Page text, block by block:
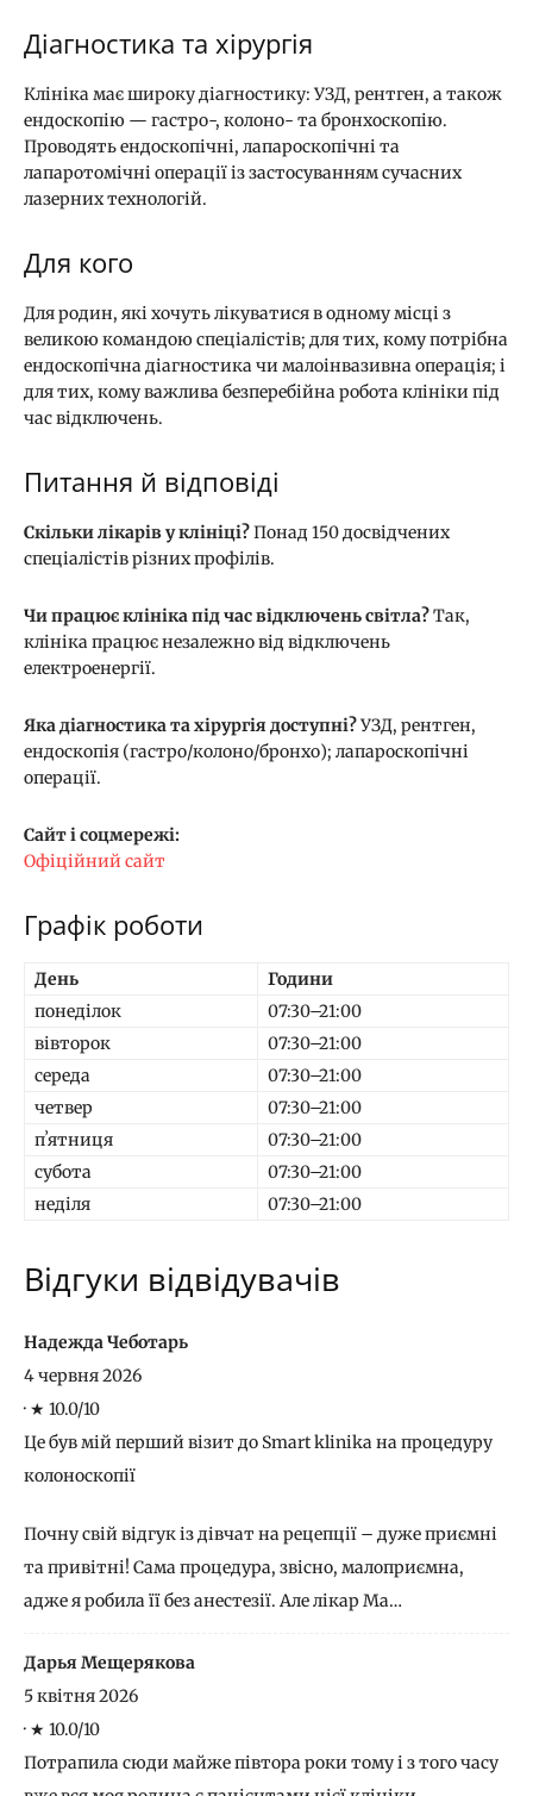
Діагностика та хірургія
Клініка має широку діагностику: УЗД, рентген, а також
ендоскопію — гастро-, колоно- та бронхоскопію.
Проводять ендоскопічні, лапароскопічні та
лапаротомічні операції із застосуванням сучасних
лазерних технологій.
Для кого
Для родин, які хочуть лікуватися в одному місці з
великою командою спеціалістів; для тих, кому потрібна
ендоскопічна діагностика чи малоінвазивна операція; і
для тих, кому важлива безперебійна робота клініки під
час відключень.
Питання й відповіді
Скільки лікарів у клініці?Понад 150 досвідчених
спеціалістів різних профілів.
Чи працює клініка під час відключень світла?Так,
клініка працює незалежно від відключень
електроенергії.
Яка діагностика та хірургія доступні?УЗД, рентген,
ендоскопія (гастро/колоно/бронхо); лапароскопічні
операції.
Сайт і соцмережі:
Офіційний сайт
Графік роботи
День
Години
понеділок
07:30–21:00
вівторок
07:30–21:00
середа
07:30–21:00
четвер
07:30–21:00
пʼятниця
07:30–21:00
субота
07:30–21:00
неділя
07:30–21:00
Відгуки відвідувачів
Надежда Чеботарь
4 червня 2026
· ★ 10.0/10
Це був мій перший візит до Smart klinika на процедуру
колоноскопії
Почну свій відгук із дівчат на рецепції – дуже приємні
та привітні! Сама процедура, звісно, малоприємна,
адже я робила її без анестезії. Але лікар Ма…
Дарья Мещерякова
5 квітня 2026
· ★ 10.0/10
Потрапила сюди майже півтора роки тому і з того часу